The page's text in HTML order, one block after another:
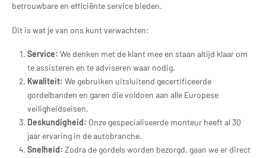
betrouwbare en efficiënte service bieden.
Dit is wat je van ons kunt verwachten:
Service:We denken met de klant mee en staan altijd klaar om
te assisteren en te adviseren waar nodig.
Kwaliteit:We gebruiken uitsluitend gecertificeerde
gordelbanden en garen die voldoen aan alle Europese
veiligheidseisen.
Deskundigheid: Onze gespecialiseerde monteur heeft al 30
jaar ervaring in de autobranche.
Snelheid: Zodra de gordels worden bezorgd, gaan we er direct